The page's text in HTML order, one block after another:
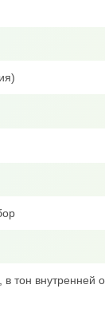
тон внутренней